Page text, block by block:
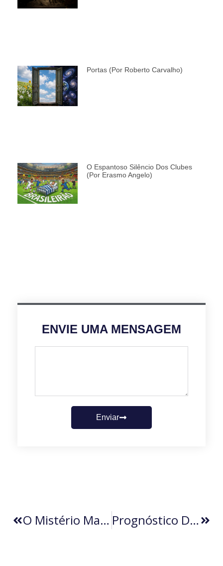
Portas (por Roberto Carvalho)
O Espantoso Silêncio Dos Clubes
(por Erasmo Angelo)
ENVIE UMA MENSAGEM
Enviar
O Mistério Mais Bem Guardado Do Manuscrito Voynich Prognóstico De Início De Ano (por Ricardo Guedes)